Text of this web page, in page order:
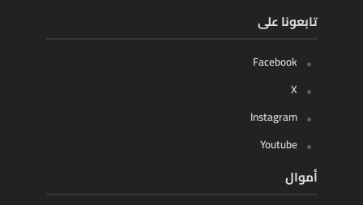
تابعونا على
Facebook
X
Instagram
Youtube
أموال